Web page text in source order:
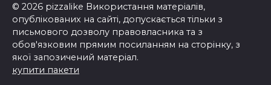
© 2026 pizzalike Використання матеріалів,
опублікованих на сайті, допускається тільки з
письмового дозволу правовласника та з
обов'язковим прямим посиланням на сторінку, з
якої запозичений матеріал.
купити пакети